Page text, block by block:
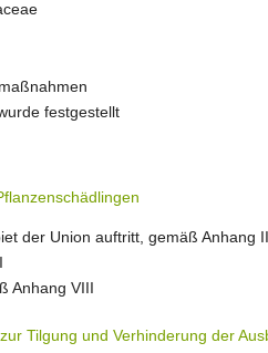
festgestellt
der Union auftritt, gemäß Anhang
Anhang VIII
Tilgung und Verhinderung der